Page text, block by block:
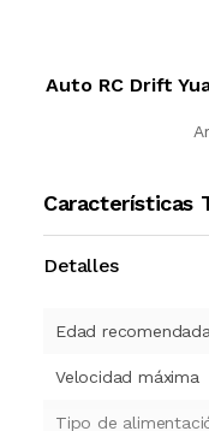
Auto RC Drift
Características
Detalles
Edad
Velocidad máxima
Tipo de